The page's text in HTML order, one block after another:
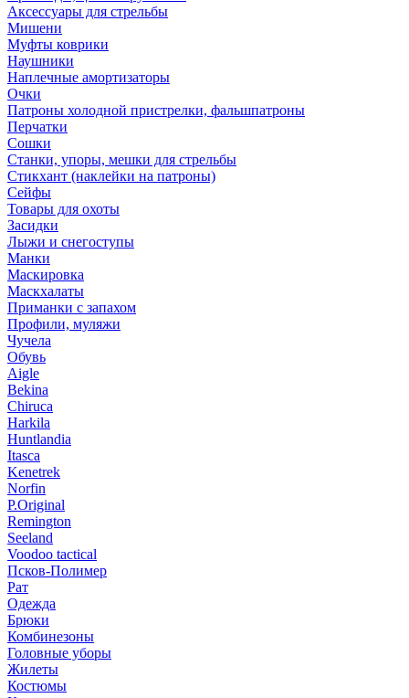
Аксессуары для стрельбы
Мишени
Муфты коврики
Наушники
Наплечные амортизаторы
Очки
Патроны холодной пристрелки, фальшпатроны
Перчатки
Сошки
Станки, упоры, мешки для стрельбы
Стикхант (наклейки на патроны)
Сейфы
Товары для охоты
Засидки
Лыжи и снегоступы
Манки
Маскировка
Маскхалаты
Приманки с запахом
Профили, муляжи
Чучела
Обувь
Aigle
Bekina
Chiruсa
Harkila
Huntlandia
Itasca
Kenetrek
Norfin
P.Original
Remington
Seeland
Voodoo tactical
Псков-Полимер
Рат
Одежда
Брюки
Комбинезоны
Головные уборы
Жилеты
Костюмы